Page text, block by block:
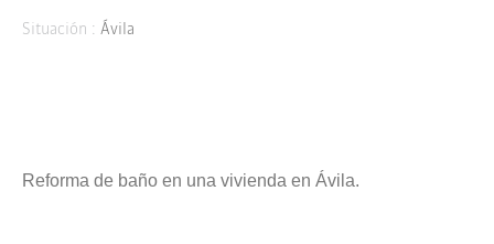
Situación : Ávila
Reforma de baño en una vivienda en Ávila.